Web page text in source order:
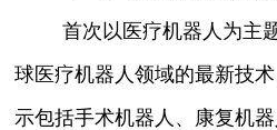
首次以医疗机器人为主
球医疗机器人领域的最新技
示包括手术机器人、康复机